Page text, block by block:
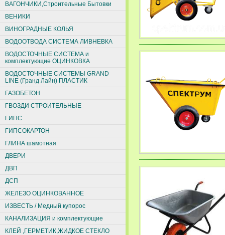
ВАГОНЧИКИ,Строительные Бытовки
ВЕНИКИ
ВИНОГРАДНЫЕ КОЛЬЯ
ВОДООТВОДА СИСТЕМА ЛИВНЕВКА
ВОДОСТОЧНЫЕ СИСТЕМА и
комплектующие ОЦИНКОВКА
ВОДОСТОЧНЫЕ СИСТЕМЫ GRAND
LINE (Гранд Лайн) ПЛАСТИК
ГАЗОБЕТОН
ГВОЗДИ СТРОИТЕЛЬНЫЕ
ГИПС
ГИПСОКАРТОН
ГЛИНА шамотная
ДВЕРИ
ДВП
ДСП
ЖЕЛЕЗО ОЦИНКОВАННОЕ
ИЗВЕСТЬ / Медный купорос
КАНАЛИЗАЦИЯ и комплектующие
КЛЕЙ ,ГЕРМЕТИК,ЖИДКОЕ СТЕКЛО